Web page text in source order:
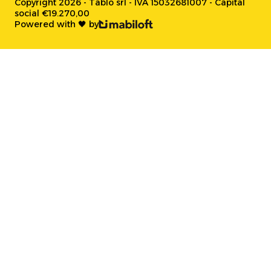
Copyright 2026 - Tablo srl - IVA 15032681007 - Capital
social €19.270,00
Powered with 🖤 by